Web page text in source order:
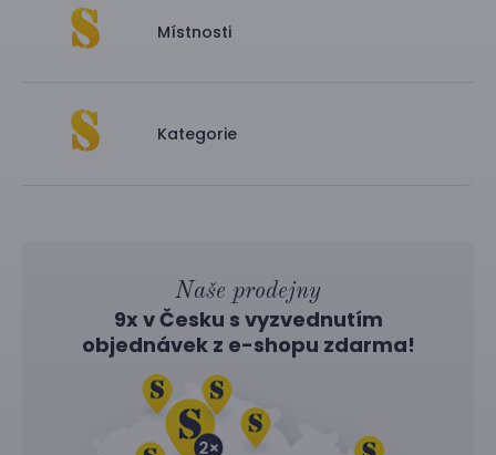
Místnosti
Kategorie
Naše prodejny
9x v Česku s vyzvednutím
objednávek z e-shopu zdarma!